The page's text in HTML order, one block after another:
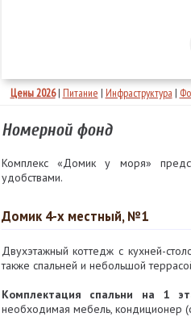
Цены 2026| Питание | Инфраструктура |
Номерной фонд
Комплекс «Домик у моря»
удобствами.
Домик 4-х местный, №1
Двухэтажный коттедж с кухней-
также спальней и небольшой
Комплектация спальни на 1
необходимая мебель, кондиционер